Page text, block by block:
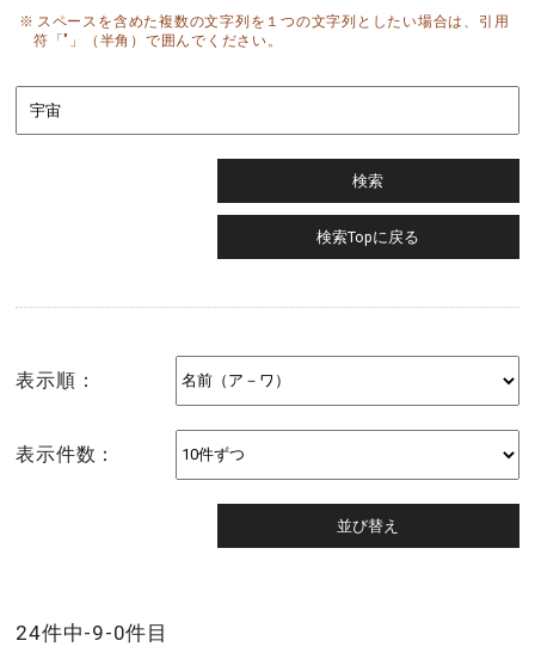
スペースを含めた複数の文字列を１つの文字列としたい場合は、引用
符「"」（半角）で囲んでください。
表示順：
表示件数：
24件中-9-0件目